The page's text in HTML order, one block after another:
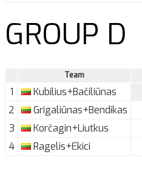
GROUP D
Team
1 Kubilius+Bačiliūnas
2
Grigaliūnas+Bendikas
3
Korčagin+Liutkus
4
Ragelis+Ekici